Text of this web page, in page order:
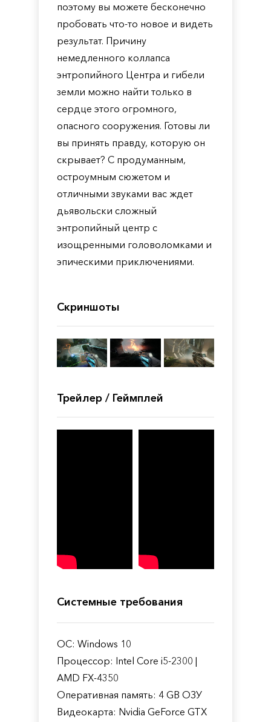
поэтому вы можете бесконечно
пробовать что-то новое и видеть
результат. Причину
немедленного коллапса
энтропийного Центра и гибели
земли можно найти только в
сердце этого огромного,
опасного сооружения. Готовы ли
вы принять правду, которую он
скрывает? С продуманным,
остроумным сюжетом и
отличными звуками вас ждет
дьявольски сложный
энтропийный центр с
изощренными головоломками и
эпическими приключениями.
Скриншоты
Трейлер / Геймплей
Системные требования
ОС: Windows 10
Процессор: Intel Core i5-2300 |
AMD FX-4350
Оперативная память: 4 GB ОЗУ
Видеокарта: Nvidia GeForce GTX